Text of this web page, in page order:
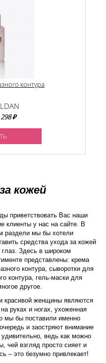
контура
₽
кожей
приветствовать Вас наши
клиенты у нас на сайте. В
раздели мы бы хотели
средства ухода за кожей
глаз. Здесь в широком
представлены: крема
контура, сыворотки для
контура, гель-маски для
другое.
красивой женщины являются
руках и ногах, ухоженная
мы бы поставили именно
и заостряют внимание
ведь как можно
чей взгляд просто сияет и
– это безумно привлекает!